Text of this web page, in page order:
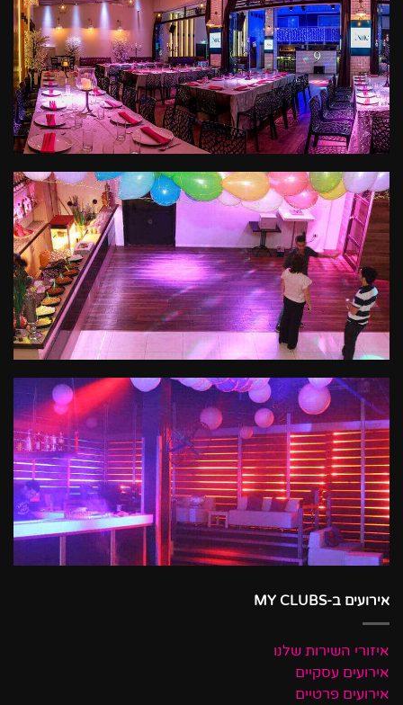
אירועים ב-MY CLUBS
איזורי השירות שלנו
אירועים עסקיים
אירועים פרטיים